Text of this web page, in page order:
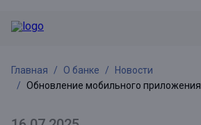
Главная О банке
Новости
Обновление мобильного приложения